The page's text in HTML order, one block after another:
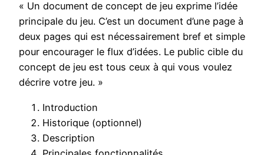
« Un document de concept de jeu exprime l’idée
principale du jeu. C’est un document d’une page à
deux pages qui est nécessairement bref et simple
pour encourager le flux d’idées. Le public cible du
concept de jeu est tous ceux à qui vous voulez
décrire votre jeu. »
Introduction
Historique (optionnel)
Description